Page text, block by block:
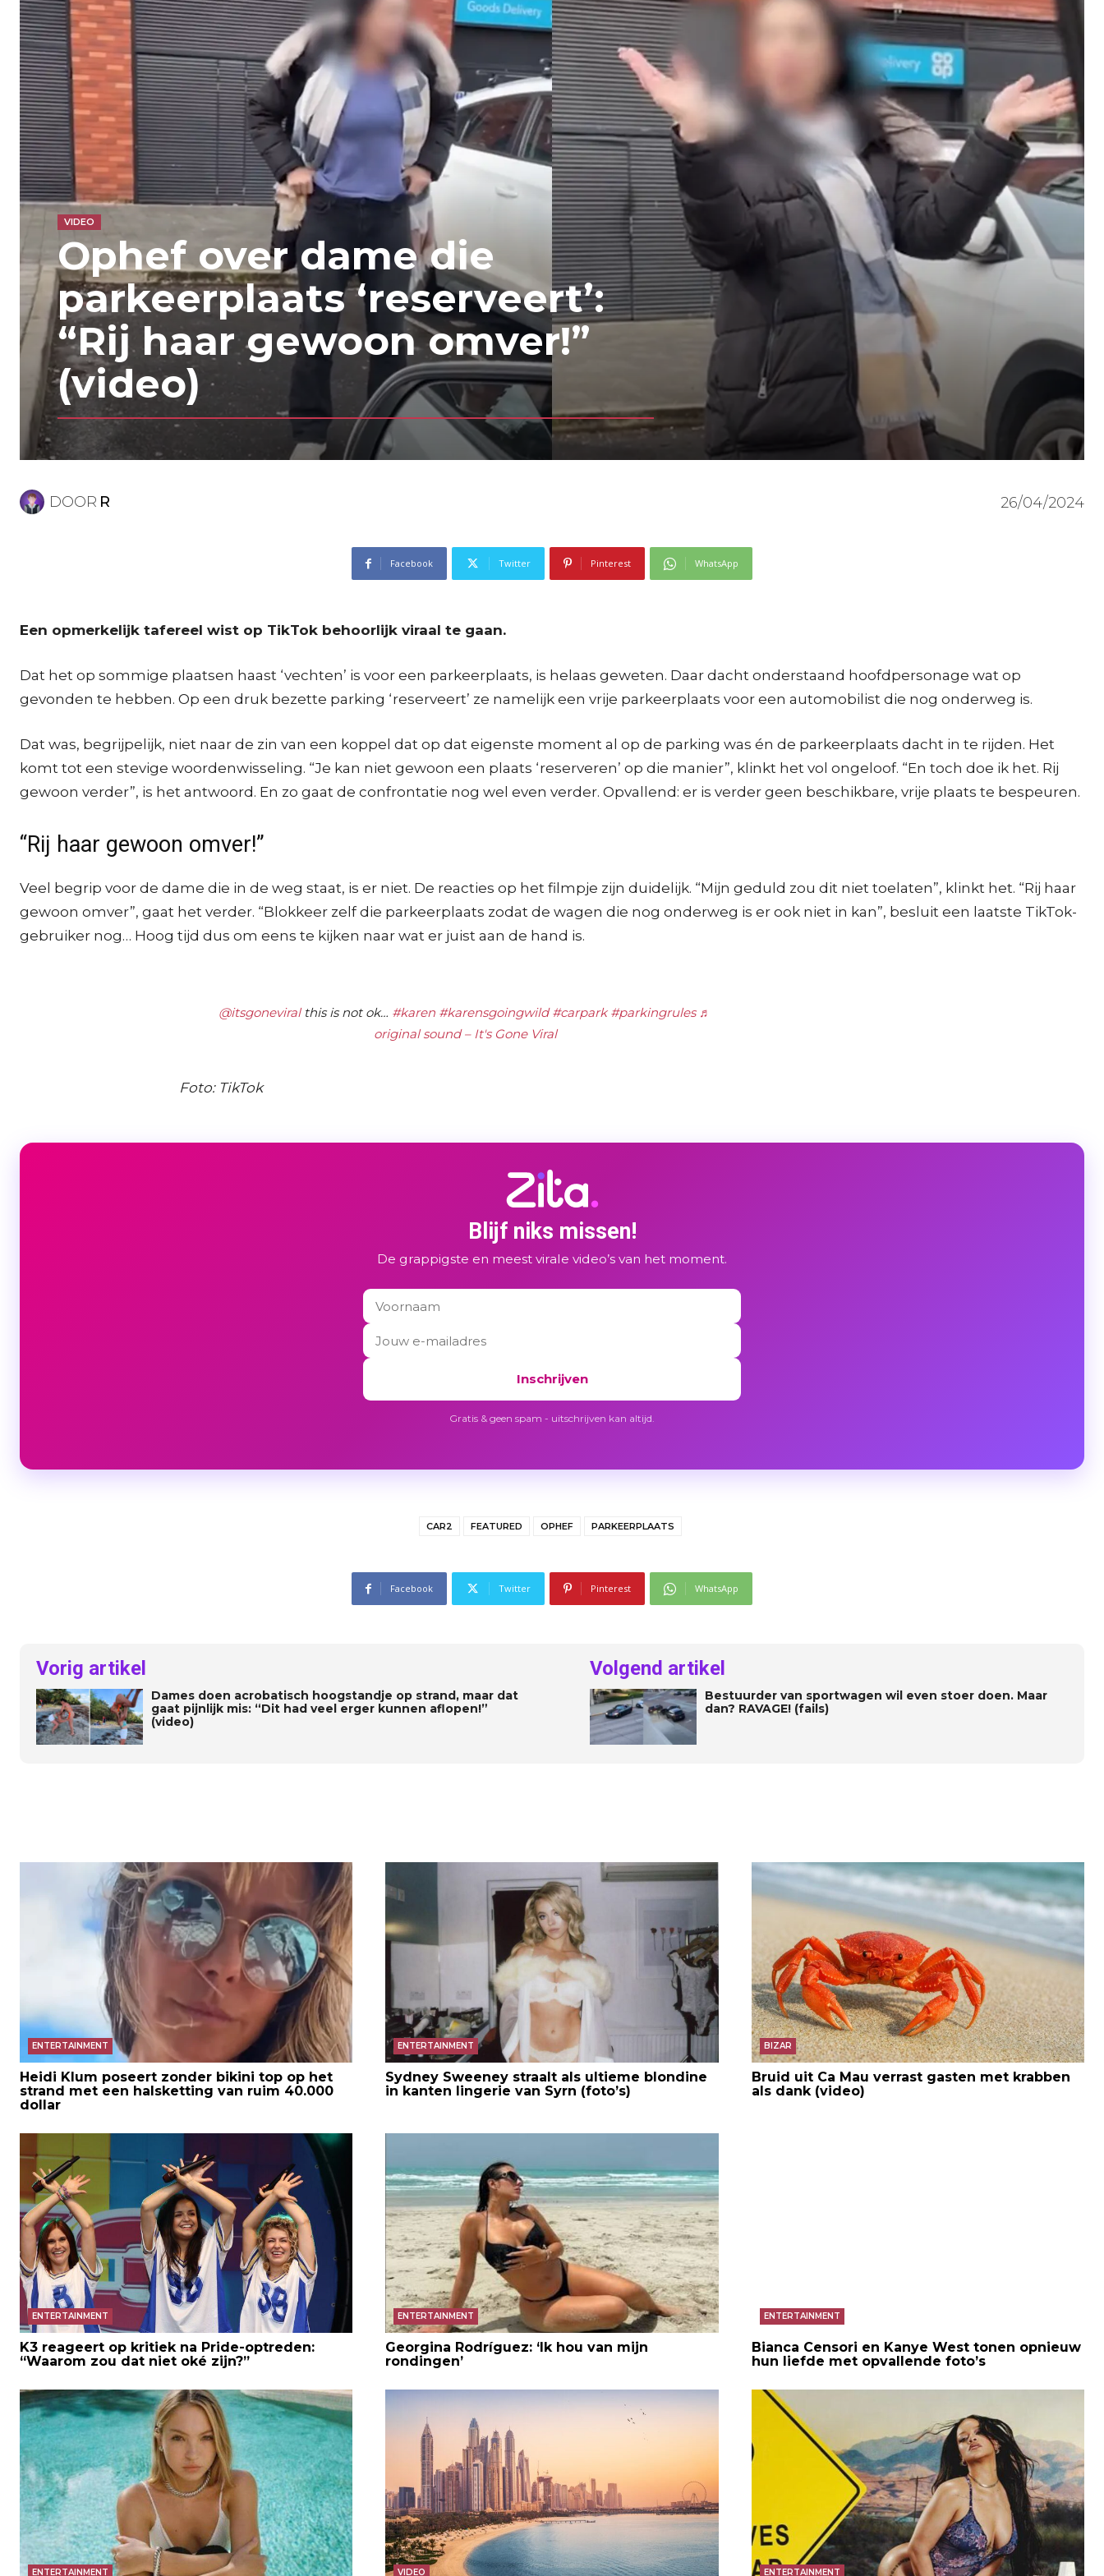
VIDEO
Ophef over dame die
parkeerplaats ‘reserveert’:
“Rij haar gewoon omver!”
(video)
DOOR R 26/04/2024
Facebook Twitter Pinterest WhatsApp
Een opmerkelijk tafereel wist op TikTok behoorlijk viraal te gaan.
Dat het op sommige plaatsen haast ‘vechten’ is voor een parkeerplaats, is helaas geweten. Daar dacht onderstaand hoofdpersonage wat op
gevonden te hebben. Op een druk bezette parking ‘reserveert’ ze namelijk een vrije parkeerplaats voor een automobilist die nog onderweg is.
Dat was, begrijpelijk, niet naar de zin van een koppel dat op dat eigenste moment al op de parking was én de parkeerplaats dacht in te rijden. Het
komt tot een stevige woordenwisseling. “Je kan niet gewoon een plaats ‘reserveren’ op die manier”, klinkt het vol ongeloof. “En toch doe ik het. Rij
gewoon verder”, is het antwoord. En zo gaat de confrontatie nog wel even verder. Opvallend: er is verder geen beschikbare, vrije plaats te bespeuren.
“Rij haar gewoon omver!”
Veel begrip voor de dame die in de weg staat, is er niet. De reacties op het filmpje zijn duidelijk. “Mijn geduld zou dit niet toelaten”, klinkt het. “Rij haar
gewoon omver”, gaat het verder. “Blokkeer zelf die parkeerplaats zodat de wagen die nog onderweg is er ook niet in kan”, besluit een laatste TikTok-
gebruiker nog… Hoog tijd dus om eens te kijken naar wat er juist aan de hand is.
@itsgoneviralthis is not ok… #karen #karensgoingwild #carpark #parkingrules ♬
original sound – It's Gone Viral
Foto: TikTok
Blijf niks missen!
De grappigste en meest virale video’s van het moment.
Inschrijven
Gratis & geen spam - uitschrijven kan altijd.
CAR2 FEATURED OPHEF PARKEERPLAATS
Facebook Twitter Pinterest WhatsApp
Vorig artikel
Dames doen acrobatisch hoogstandje op strand, maar dat
gaat pijnlijk mis: “Dit had veel erger kunnen aflopen!”
(video)
Volgend artikel
Bestuurder van sportwagen wil even stoer doen. Maar
dan? RAVAGE! (fails)
ENTERTAINMENT
Heidi Klum poseert zonder bikini top op het
strand met een halsketting van ruim 40.000
dollar
ENTERTAINMENT
Sydney Sweeney straalt als ultieme blondine
in kanten lingerie van Syrn (foto’s)
BIZAR
Bruid uit Ca Mau verrast gasten met krabben
als dank (video)
ENTERTAINMENT
K3 reageert op kritiek na Pride-optreden:
“Waarom zou dat niet oké zijn?”
ENTERTAINMENT
Georgina Rodríguez: ‘Ik hou van mijn
rondingen’
ENTERTAINMENT
Bianca Censori en Kanye West tonen opnieuw
hun liefde met opvallende foto’s
ENTERTAINMENT VIDEO ENTERTAINMENT